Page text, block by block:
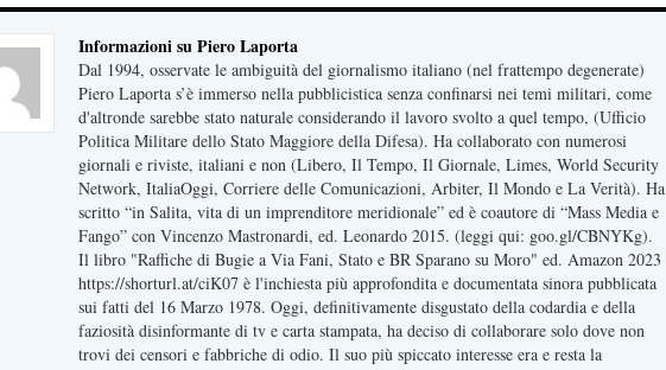
Informazioni su Piero Laporta
Dal 1994, osservate le ambiguità del giornalismo italiano (nel frattempo degenerate)
Piero Laporta s’è immerso nella pubblicistica senza confinarsi nei temi militari, come
d'altronde sarebbe stato naturale considerando il lavoro svolto a quel tempo, (Ufficio
Politica Militare dello Stato Maggiore della Difesa). Ha collaborato con numerosi
giornali e riviste, italiani e non (Libero, Il Tempo, Il Giornale, Limes, World Security
Network, ItaliaOggi, Corriere delle Comunicazioni, Arbiter, Il Mondo e La Verità). Ha
scritto “in Salita, vita di un imprenditore meridionale” ed è coautore di “Mass Media e
Fango” con Vincenzo Mastronardi, ed. Leonardo 2015. (leggi qui: goo.gl/CBNYKg).
Il libro "Raffiche di Bugie a Via Fani, Stato e BR Sparano su Moro" ed. Amazon 2023
https://shorturl.at/ciK07 è l'inchiesta più approfondita e documentata sinora pubblicata
sui fatti del 16 Marzo 1978. Oggi, definitivamente disgustato della codardia e della
faziosità disinformante di tv e carta stampata, ha deciso di collaborare solo dove non
trovi dei censori e fabbriche di odio. Il suo più spiccato interesse era e resta la